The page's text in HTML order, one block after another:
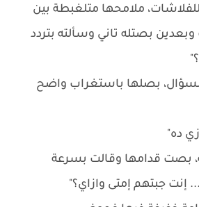
ملامحها متلغبطة بين
بصتله تاني وسألته بتردد
بصلها باستغراب واضح
ده"
بصت قدامها وقالت بسرعة
إنت جبتهم إمتى وازاي؟"